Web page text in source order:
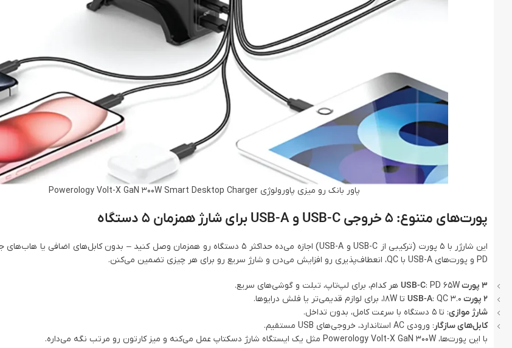
پاور بانک رو میزی پاورولوژی Powerology Volt-X GaN 300W Smart Desktop Charger
پورت‌های متنوع: 5 خروجی USB-C و USB-A برای شارژ همزمان 5 دستگاه
PD و پورت‌های USB-A با QC، انعطاف‌پذیری رو افزایش می‌دن و شارژ سریع رو برای هر چیزی تضمین می‌کنن.
3 پورت USB-C
: PD 65W هر کدام، برای لپ‌تاپ، تبلت و گوشی‌های سریع.
2 پورت USB-A
: QC 3.0 تا 18W، برای لوازم قدیمی‌تر یا فلش درایوها.
شارژ موازی: تا 5 دستگاه با سرعت کامل، بدون تداخل.
کابل‌های سازگار : ورودی AC استاندارد، خروجی‌های USB مستقیم.
با این پورت‌ها، Powerology Volt-X GaN 300W مثل یک ایستگاه شارژ دسکتاپ عمل می‌کنه و میز کارتون رو مرتب نگه می‌داره.